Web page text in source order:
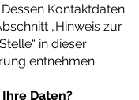
Kontaktdaten
„Hinweis zur
in dieser
entnehmen.
Daten?